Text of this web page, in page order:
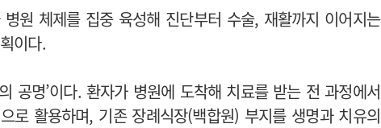
원 체제를 집중 육성해 진단부터 수술, 재활까지 이어지는
이다.
공명’이다. 환자가 병원에 도착해 치료를 받는 전 과정에서
로 활용하며, 기존 장례식장(백합원) 부지를 생명과 치유의